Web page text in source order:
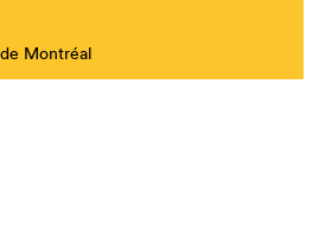
Montréal